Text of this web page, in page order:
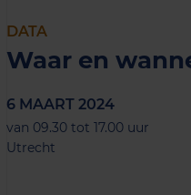
DATA
Waar en
6 MAART 2024
van 09.30 tot 17.00 uur
Utrecht